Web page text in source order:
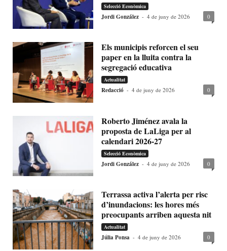
Selecció Econòmica
Jordi González - 4 de juny de 2026 0
Els municipis reforcen el seu
paper en la lluita contra la
segregació educativa
Actualitat
Redacció - 4 de juny de 2026 0
Roberto Jiménez avala la
proposta de LaLiga per al
calendari 2026-27
Selecció Econòmica
Jordi González - 4 de juny de 2026 0
Terrassa activa l’alerta per risc
d’inundacions: les hores més
preocupants arriben aquesta nit
Actualitat
Júlia Ponsa - 4 de juny de 2026 0